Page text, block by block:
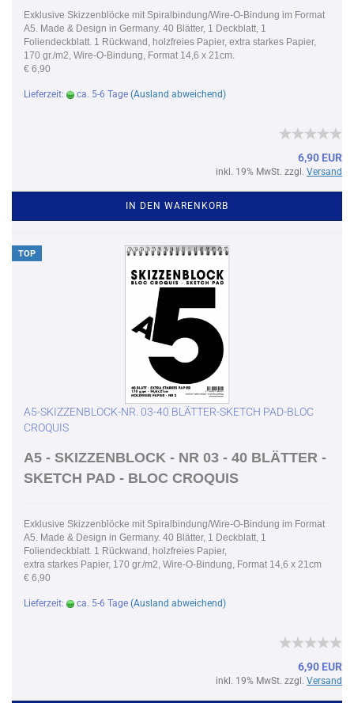
Exklusive Skizzenblöcke mit Spiralbindung/Wire-O-Bindung im Format
A5. Made & Design in Germany. 40 Blätter, 1 Deckblatt, 1
Foliendeckblatt. 1 Rückwand, holzfreies Papier, extra starkes Papier,
170 gr./m2, Wire-O-Bindung, Format 14,6 x 21cm.
€ 6,90
Lieferzeit: ca. 5-6 Tage (Ausland abweichend)
6,90 EUR
inkl. 19% MwSt. zzgl. Versand
IN DEN WARENKORB
TOP
A5-SKIZZENBLOCK-NR. 03-40 BLÄTTER-SKETCH PAD-BLOC
CROQUIS
A5 - SKIZZENBLOCK - NR 03 - 40 BLÄTTER -
SKETCH PAD - BLOC CROQUIS
Exklusive Skizzenblöcke mit Spiralbindung/Wire-O-Bindung im Format
A5. Made & Design in Germany. 40 Blätter, 1 Deckblatt, 1
Foliendeckblatt. 1 Rückwand, holzfreies Papier,
extra starkes Papier, 170 gr./m2, Wire-O-Bindung, Format 14,6 x 21cm
€ 6,90
Lieferzeit: ca. 5-6 Tage (Ausland abweichend)
6,90 EUR
inkl. 19% MwSt. zzgl. Versand